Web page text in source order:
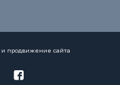
и продвижение сайта